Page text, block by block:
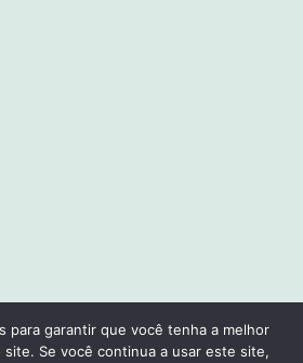
para garantir que você tenha a melhor
Se você continua a usar este site,